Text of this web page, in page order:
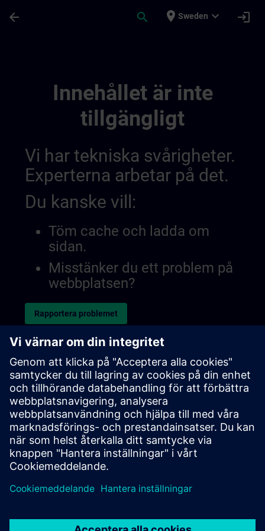
arrow_back search place Sweden expand_more login
Innehållet är inte
tillgängligt
Vi har tekniska svårigheter.
Experterna arbetar på det.
Du kanske vill:
Töm cache och ladda om
sidan.
Misstänker du ett problem på
webbplatsen?
Rapportera problemet